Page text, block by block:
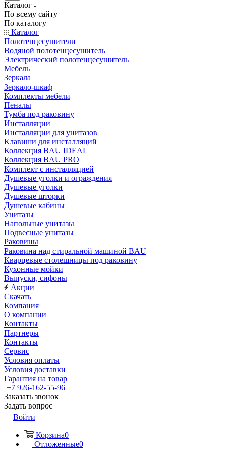
Каталог
По всему сайту
По каталогу
Каталог
Полотенцесушители
Водяной полотенцесушитель
Электрический полотенцесушитель
Мебель
Зеркала
Зеркало-шкаф
Комплекты мебели
Пеналы
Тумба под раковину
Инсталляции
Инсталляции для унитазов
Клавиши для инсталляций
Коллекция BAU IDEAL
Коллекция BAU PRO
Комплект с инсталляцией
Душевые уголки и ограждения
Душевые уголки
Душевые шторки
Душевые кабины
Унитазы
Напольные унитазы
Подвесные унитазы
Раковины
Раковина над стиральной машиной BAU
Кварцевые столешницы под раковину
Кухонные мойки
Выпуски, сифоны
Акции
Скачать
Компания
О компании
Контакты
Партнеры
Контакты
Сервис
Условия оплаты
Условия доставки
Гарантия на товар
+7 926-162-55-96
Заказать звонок
Задать вопрос
Войти
Корзина0
Отложенные0